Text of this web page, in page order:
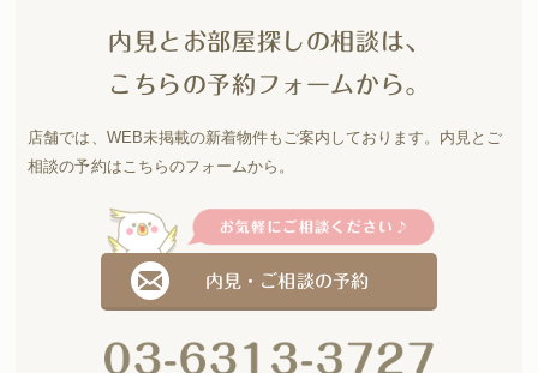
内見とお部屋探しの相談は、
こちらの予約フォームから。
店舗では、WEB未掲載の新着物件もご案内しております。 内見とご
相談の予約はこちらのフォームから。
内見・ご相談の予約